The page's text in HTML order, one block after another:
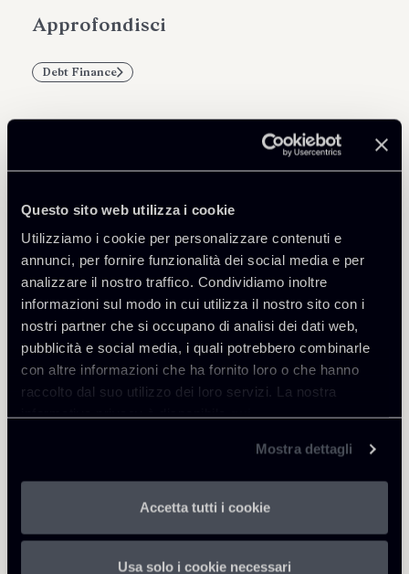
Questo sito web utilizza i cookie
Utilizziamo i cookie per personalizzare contenuti e
annunci, per fornire funzionalità dei social media e per
analizzare il nostro traffico. Condividiamo inoltre
informazioni sul modo in cui utilizza il nostro sito con i
nostri partner che si occupano di analisi dei dati web,
pubblicità e social media, i quali potrebbero combinarle
con altre informazioni che ha fornito loro o che hanno
raccolto dal suo utilizzo dei loro servizi. La nostra
informativa privacy è disponibilequi.
Mostra dettagli
Accetta tutti i cookie
Usa solo i cookie necessari
Approfondisci
Debt Finance
Torna agli Insights
Marco Di Siena
SEDI
Roma
Scopri il professionista